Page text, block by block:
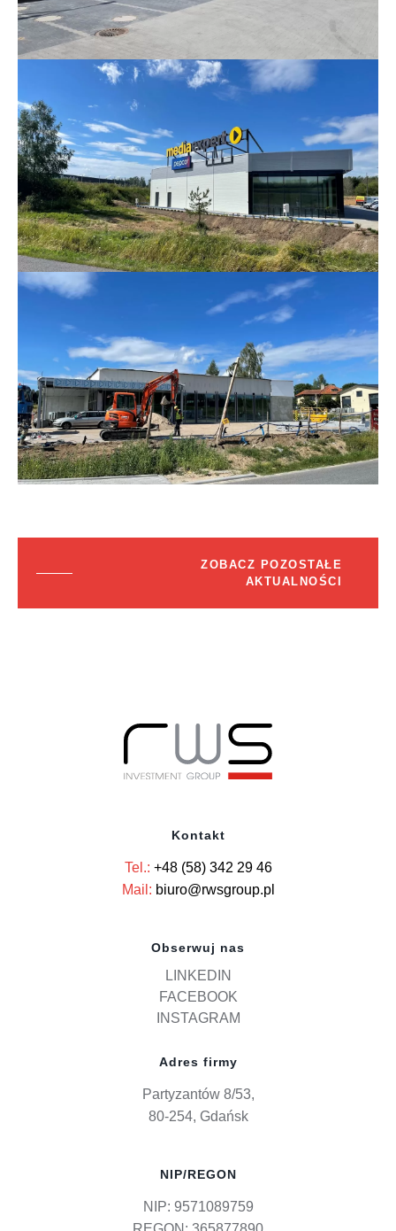
ZOBACZ POZOSTAŁE
AKTUALNOŚCI
Kontakt
Tel.: +48 (58) 342 29 46
Mail: biuro@rwsgroup.pl
Obserwuj nas
LINKEDIN
FACEBOOK
INSTAGRAM
Adres firmy
Partyzantów 8/53,
80-254, Gdańsk
NIP/REGON
NIP: 9571089759